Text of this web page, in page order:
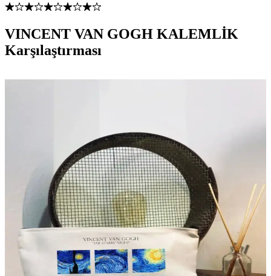
VINCENT VAN GOGH KALEMLİK
Karşılaştırması